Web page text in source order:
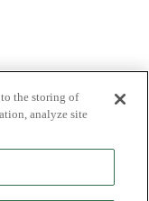
the storing of
analyze site